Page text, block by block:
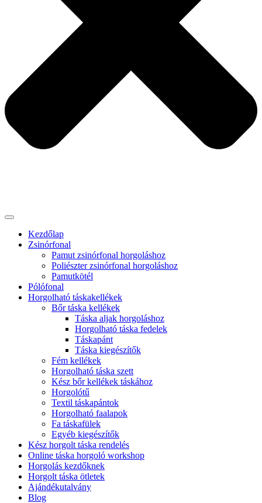
Kezdőlap
Zsinórfonal
Pamut zsinórfonal horgoláshoz
Poliészter zsinórfonal horgoláshoz
Pamutkötél
Pólófonal
Horgolható táskakellékek
Bőr táska kellékek
Táska aljak horgoláshoz
Horgolható táska fedelek
Táskapánt
Táska kiegészítők
Fém kellékek
Horgolható táska szett
Kész bőr kellékek táskához
Horgolótű
Textil táskapántok
Horgolható faalapok
Fa táskafülek
Egyéb kiegészítők
Kész horgolt táska rendelés
Online táska horgoló workshop
Horgolás kezdőknek
Horgolt táska ötletek
Ajándékutalvány
Blog